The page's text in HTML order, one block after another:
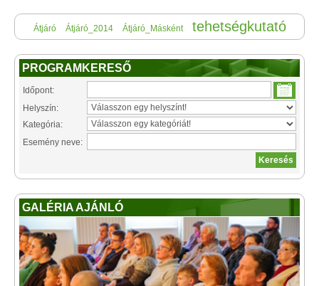
Átjáró Átjáró_2014 Átjáró_Másként tehetségkutató
PROGRAMKERESŐ
Időpont:
Helyszín:
Kategória:
Esemény neve:
GALÉRIA AJÁNLÓ